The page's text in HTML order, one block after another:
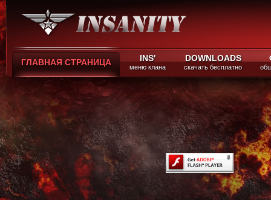
ГЛАВНАЯ СТРАНИЦА INS'
меню клана
DOWNLOADS
скачать бесплатно